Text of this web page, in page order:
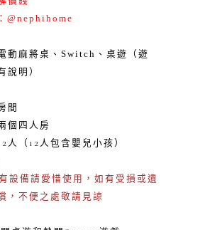
@nephihome
動麻將桌、Switch、桌遊（遊
說明）
間
個四人房
人（12人包含嬰兒小孩）
備請愛惜使用，如有受損或遺
，不便之處敬請見諒